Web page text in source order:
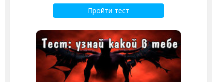
Пройти тест